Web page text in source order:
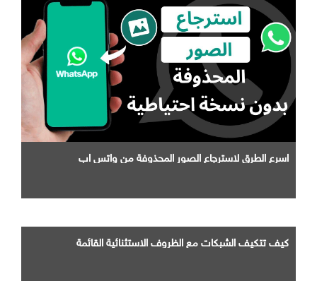
اسرع الطرق لاسترجاع الصور المحذوفة من واتس اب
كيف تتكيف الشبكات مع الظروف الاستثنائية القائمة